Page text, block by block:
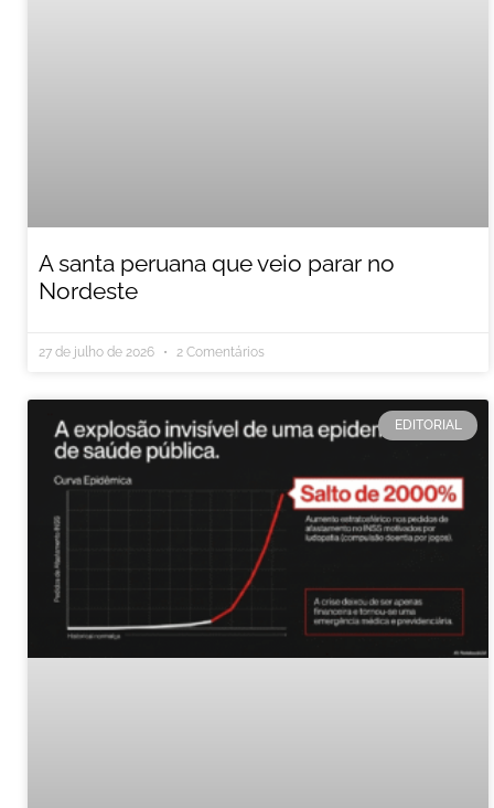
A santa peruana que veio parar no
Nordeste
27 de julho de 2026 2 Comentários
EDITORIAL